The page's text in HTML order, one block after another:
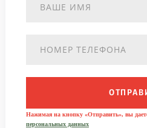
Нажимая на кнопку «Отправить», вы даете
персональных данных